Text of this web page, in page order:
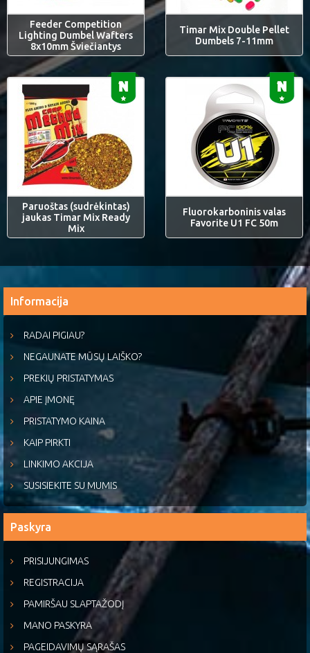
Feeder Competition
Lighting Dumbel Wafters
8x10mm Šviečiantys
Timar Mix Double Pellet
Dumbels 7-11mm
Paruoštas (sudrėkintas)
jaukas Timar Mix Ready
Mix
Fluorokarboninis valas
Favorite U1 FC 50m
Informacija
RADAI PIGIAU?
NEGAUNATE MŪSŲ LAIŠKO?
PREKIŲ PRISTATYMAS
APIE ĮMONĘ
PRISTATYMO KAINA
KAIP PIRKTI
LINKIMO AKCIJA
SUSISIEKITE SU MUMIS
Paskyra
PRISIJUNGIMAS
REGISTRACIJA
PAMIRŠAU SLAPTAŽODĮ
MANO PASKYRA
PAGEIDAVIMŲ SĄRAŠAS